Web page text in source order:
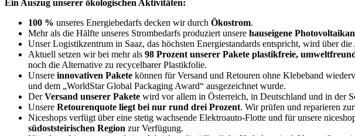
Ein Auszug unserer ökologischen Aktivitäten:
100 % unseres Energiebedarfs decken wir durch Ökostrom.
Mehr als die Hälfte unseres Strombedarfs produziert unsere hauseigene
Unser Logistikzentrum in Saaz, das höchsten Energiestandards entspricht, wird über
Aktuell setzen wir bei mehr als 98 Prozent unserer Pakete plastikfreie,
noch die Alternative zu recycelbarer Plastikfolie.
Unsere innovativen Pakete können für Versand und Retouren ohne Klebeband
und dem „WorldStar Global Packaging Award“ ausgezeichnet wurde.
DerVersand unserer Pakete wird vor allem in Österreich, in Deutschland und in der
Unsere Retourenquote liegt bei nur rund drei Prozent. Wir prüfen und reparieren
Niceshops verfügt über eine stetig wachsende Elektroauto-Flotte und für unsere
südoststeirischen Region zur Verfügung.